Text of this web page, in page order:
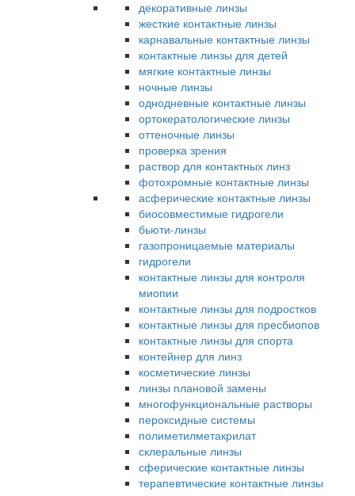
декоративные линзы
жесткие контактные линзы
карнавальные контактные линзы
контактные линзы для детей
мягкие контактные линзы
ночные линзы
однодневные контактные линзы
ортокератологические линзы
оттеночные линзы
проверка зрения
раствор для контактных линз
фотохромные контактные линзы
асферические контактные линзы
биосовместимые гидрогели
бьюти-линзы
газопроницаемые материалы
гидрогели
контактные линзы для контроля
миопии
контактные линзы для подростков
контактные линзы для пресбиопов
контактные линзы для спорта
контейнер для линз
косметические линзы
линзы плановой замены
многофункциональные растворы
пероксидные системы
полиметилметакрилат
склеральные линзы
сферические контактные линзы
терапевтические контактные линзы